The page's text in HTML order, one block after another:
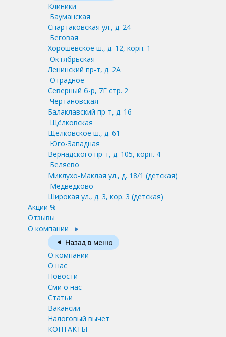
Клиники
Бауманская
Спартаковская ул., д. 24
Беговая
Хорошевское ш., д. 12, корп. 1
Октябрьская
Ленинский пр-т, д. 2А
Отрадное
Северный б-р, 7Г стр. 2
Чертановская
Балаклавский пр-т, д. 16
Щёлковская
Щёлковское ш., д. 61
Юго-Западная
Вернадского пр-т, д. 105, корп. 4
Беляево
Миклухо-Маклая ул., д. 18/1 (детская)
Медведково
Широкая ул., д. 3, кор. 3 (детская)
Акции %
Отзывы
О компании
О компании
О нас
Новости
Сми о нас
Статьи
Вакансии
Налоговый вычет
КОНТАКТЫ